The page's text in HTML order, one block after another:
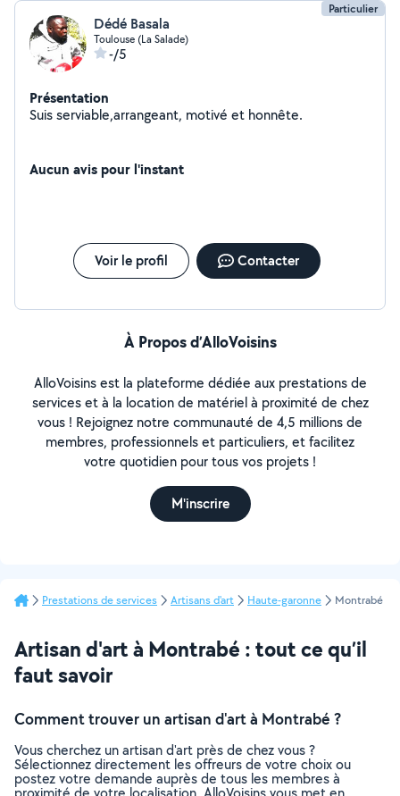
Particulier
Dédé Basala
Toulouse (La Salade)
-/5
Présentation
Suis serviable,arrangeant, motivé et honnête.
Aucun avis pour l'instant
Voir le profil Contacter
À Propos d’AlloVoisins
AlloVoisins est la plateforme dédiée aux prestations de
services et à la location de matériel à proximité de chez
vous ! Rejoignez notre communauté de 4,5 millions de
membres, professionnels et particuliers, et facilitez
votre quotidien pour tous vos projets !
M'inscrire
Prestations de services Artisans d'art Haute-garonne Montrabé
Artisan d'art à Montrabé : tout ce qu’il
faut savoir
Comment trouver un artisan d'art à Montrabé ?
Vous cherchez un artisan d'art près de chez vous ?
Sélectionnez directement les offreurs de votre choix ou
postez votre demande auprès de tous les membres à